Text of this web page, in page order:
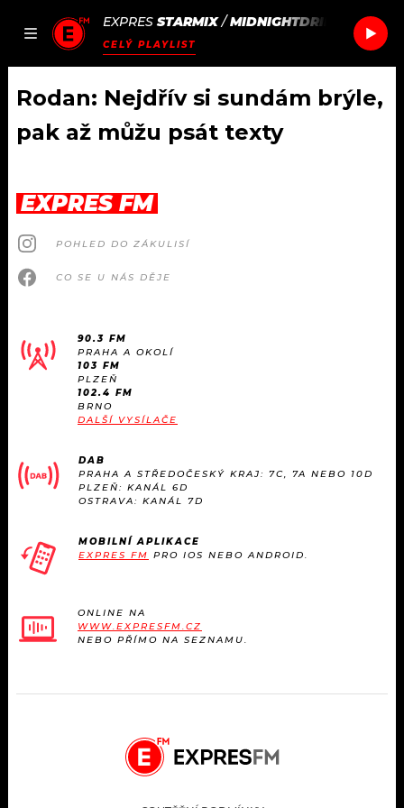
JAK
SEZNAM.CZ
EXPRES STARMIX/MIDNIGHTDRIP
CELÝ PLAYLIST
ČLÁNKY
AKTUÁLNĚ
HUDBA
#NEBUDUDOMA
KALENDÁŘ
TRENDY
MIX
PODCASTY
JAK NALADIT
RÁDIO
APLIKACE
PROGRAM
PLAYLIST
JAK NALADIT
SOUTĚŽE
Rodan: Nejdřív si sundám brýle,
pak až můžu psát texty
EXPRES FM
POHLED DO ZÁKULISÍ
CO SE U NÁS DĚJE
90.3 FM
PRAHA A OKOLÍ
103 FM
PLZEŇ
102.4 FM
BRNO
DALŠÍ VYSÍLAČE
DAB
PRAHA A STŘEDOČESKÝ KRAJ: 7C, 7A NEBO 10D
PLZEŇ: KANÁL 6D
OSTRAVA: KANÁL 7D
MOBILNÍ APLIKACE
EXPRES FM PRO IOS NEBO ANDROID.
ONLINE NA
WWW.EXPRESFM.CZ
NEBO PŘÍMO NA SEZNAMU.